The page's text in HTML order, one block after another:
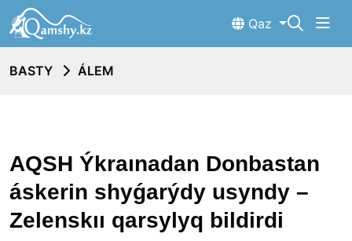
Qaz
BASTY ÁLEM
AQSH Ýkraınadan Donbastan
áskerin shyǵarýdy usyndy –
Zelenskıı qarsylyq bildirdi